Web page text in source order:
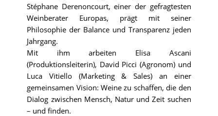
Stéphane Derenoncourt, einer der gefragtesten
Weinberater Europas, prägt mit seiner
Philosophie der Balance und Transparenz jeden
Jahrgang.
Mit ihm arbeiten Elisa Ascani
(Produktionsleiterin), David Picci (Agronom) und
Luca Vitiello (Marketing & Sales) an einer
gemeinsamen Vision: Weine zu schaffen, die den
Dialog zwischen Mensch, Natur und Zeit suchen
– und finden.